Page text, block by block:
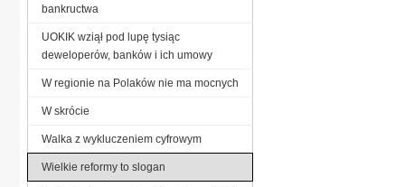
bankructwa
UOKIK wziął pod lupę tysiąc
deweloperów, banków i ich umowy
W regionie na Polaków nie ma mocnych
W skrócie
Walka z wykluczeniem cyfrowym
Wielkie reformy to slogan